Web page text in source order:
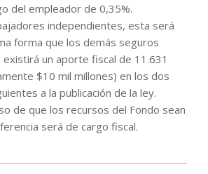
del empleador de 0,35%.
independientes, esta será
forma que los demás seguros
existirá un aporte fiscal de 11.631
$10 mil millones) en los dos
a la publicación de la ley.
de que los recursos del Fondo sean
será de cargo fiscal.